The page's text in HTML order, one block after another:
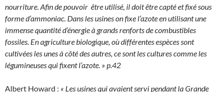
nourriture. Afin de pouvoir être utilisé, il doit être capté et fixé sous
forme d’ammoniac. Dans les usines on fixe l’azote en utilisant une
immense quantité d’énergie à grands renforts de combustibles
fossiles. En agriculture biologique, où différentes espèces sont
cultivées les unes à côté des autres, ce sont les cultures comme les
légumineuses qui fixent l’azote. » p.42
Albert Howard : « Les usines qui avaient servi pendant la Grande